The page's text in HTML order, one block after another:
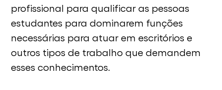
profissional para qualificar as pessoas
estudantes para dominarem funções
necessárias para atuar em escritórios e
outros tipos de trabalho que demandem
esses conhecimentos.